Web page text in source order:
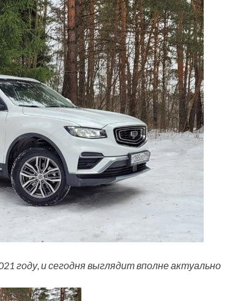
году, и сегодня выглядит вполне актуально